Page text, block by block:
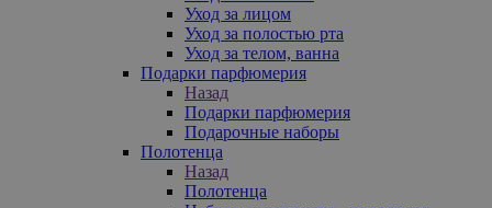
Уход за лицом
Уход за полостью рта
Уход за телом, ванна
Подарки парфюмерия
Назад
Подарки парфюмерия
Подарочные наборы
Полотенца
Назад
Полотенца